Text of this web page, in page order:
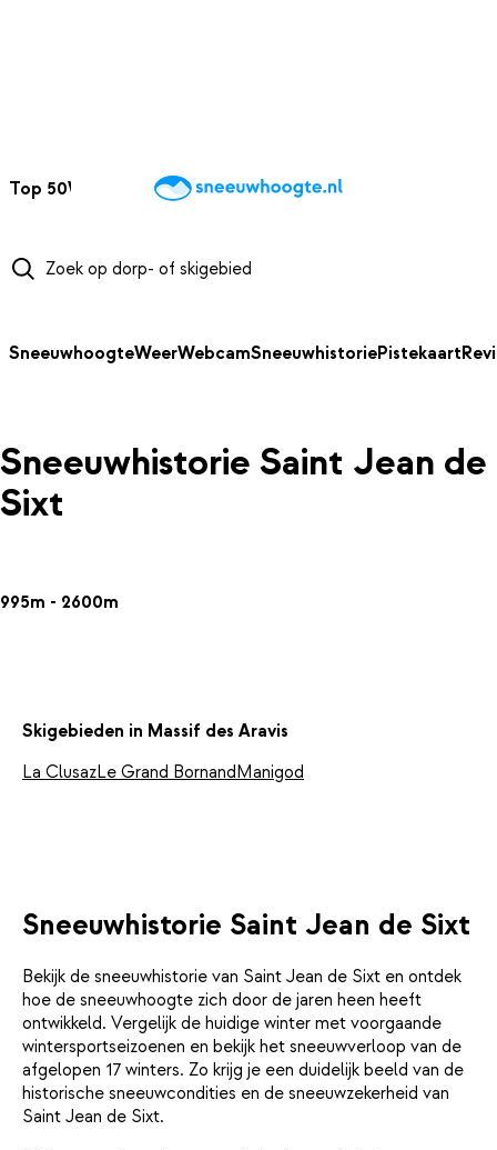
Top 50Webcams WintersportweerKaarten
SneeuwhoogteWeerWebcamSneeuwhistoriePistekaart
Sneeuwhistorie Saint Jean de
Sixt
995m - 2600m
Skigebieden in Massif des Aravis
La ClusazLe Grand BornandManigod
Sneeuwhistorie Saint Jean de Sixt
Bekijk de sneeuwhistorie van Saint Jean de Sixt en ontdek
hoe de sneeuwhoogte zich door de jaren heen heeft
ontwikkeld. Vergelijk de huidige winter met voorgaande
wintersportseizoenen en bekijk het sneeuwverloop van de
afgelopen 17 winters. Zo krijg je een duidelijk beeld van de
historische sneeuwcondities en de sneeuwzekerheid van
Saint Jean de Sixt.